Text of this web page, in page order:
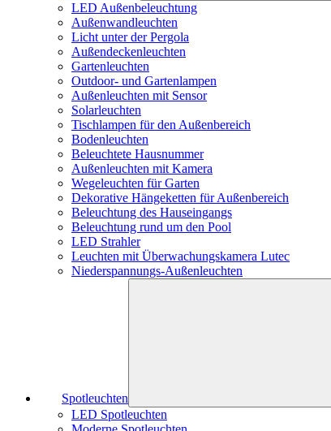
LED Außenbeleuchtung
Außenwandleuchten
Licht unter der Pergola
Außendeckenleuchten
Gartenleuchten
Outdoor- und Gartenlampen
Außenleuchten mit Sensor
Solarleuchten
Tischlampen für den Außenbereich
Bodenleuchten
Beleuchtete Hausnummer
Außenleuchten mit Kamera
Wegeleuchten für Garten
Dekorative Hängeketten für Außenbereich
Beleuchtung des Hauseingangs
Beleuchtung rund um den Pool
LED Strahler
Leuchten mit Überwachungskamera Lutec
Niederspannungs-Außenleuchten
Spotleuchten
LED Spotleuchten